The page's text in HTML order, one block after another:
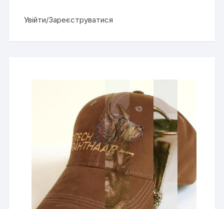
Увійти/Зареєструватися